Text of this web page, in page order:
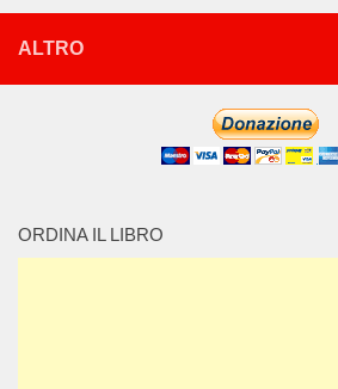
ALTRO
ORDINA IL LIBRO